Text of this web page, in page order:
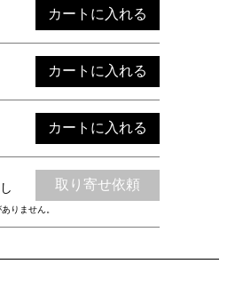
カートに入れる
カートに入れる
カートに入れる
取り寄せ依頼
りません。